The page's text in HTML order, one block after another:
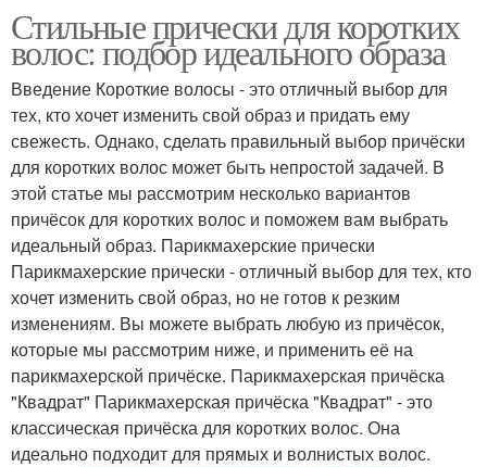
Стильные прически для коротких
волос: подбор идеального образа
Введение Короткие волосы - это отличный выбор для
тех, кто хочет изменить свой образ и придать ему
свежесть. Однако, сделать правильный выбор причёски
для коротких волос может быть непростой задачей. В
этой статье мы рассмотрим несколько вариантов
причёсок для коротких волос и поможем вам выбрать
идеальный образ. Парикмахерские прически
Парикмахерские прически - отличный выбор для тех, кто
хочет изменить свой образ, но не готов к резким
изменениям. Вы можете выбрать любую из причёсок,
которые мы рассмотрим ниже, и применить её на
парикмахерской причёске. Парикмахерская причёска
"Квадрат" Парикмахерская причёска "Квадрат" - это
классическая причёска для коротких волос. Она
идеально подходит для прямых и волнистых волос.